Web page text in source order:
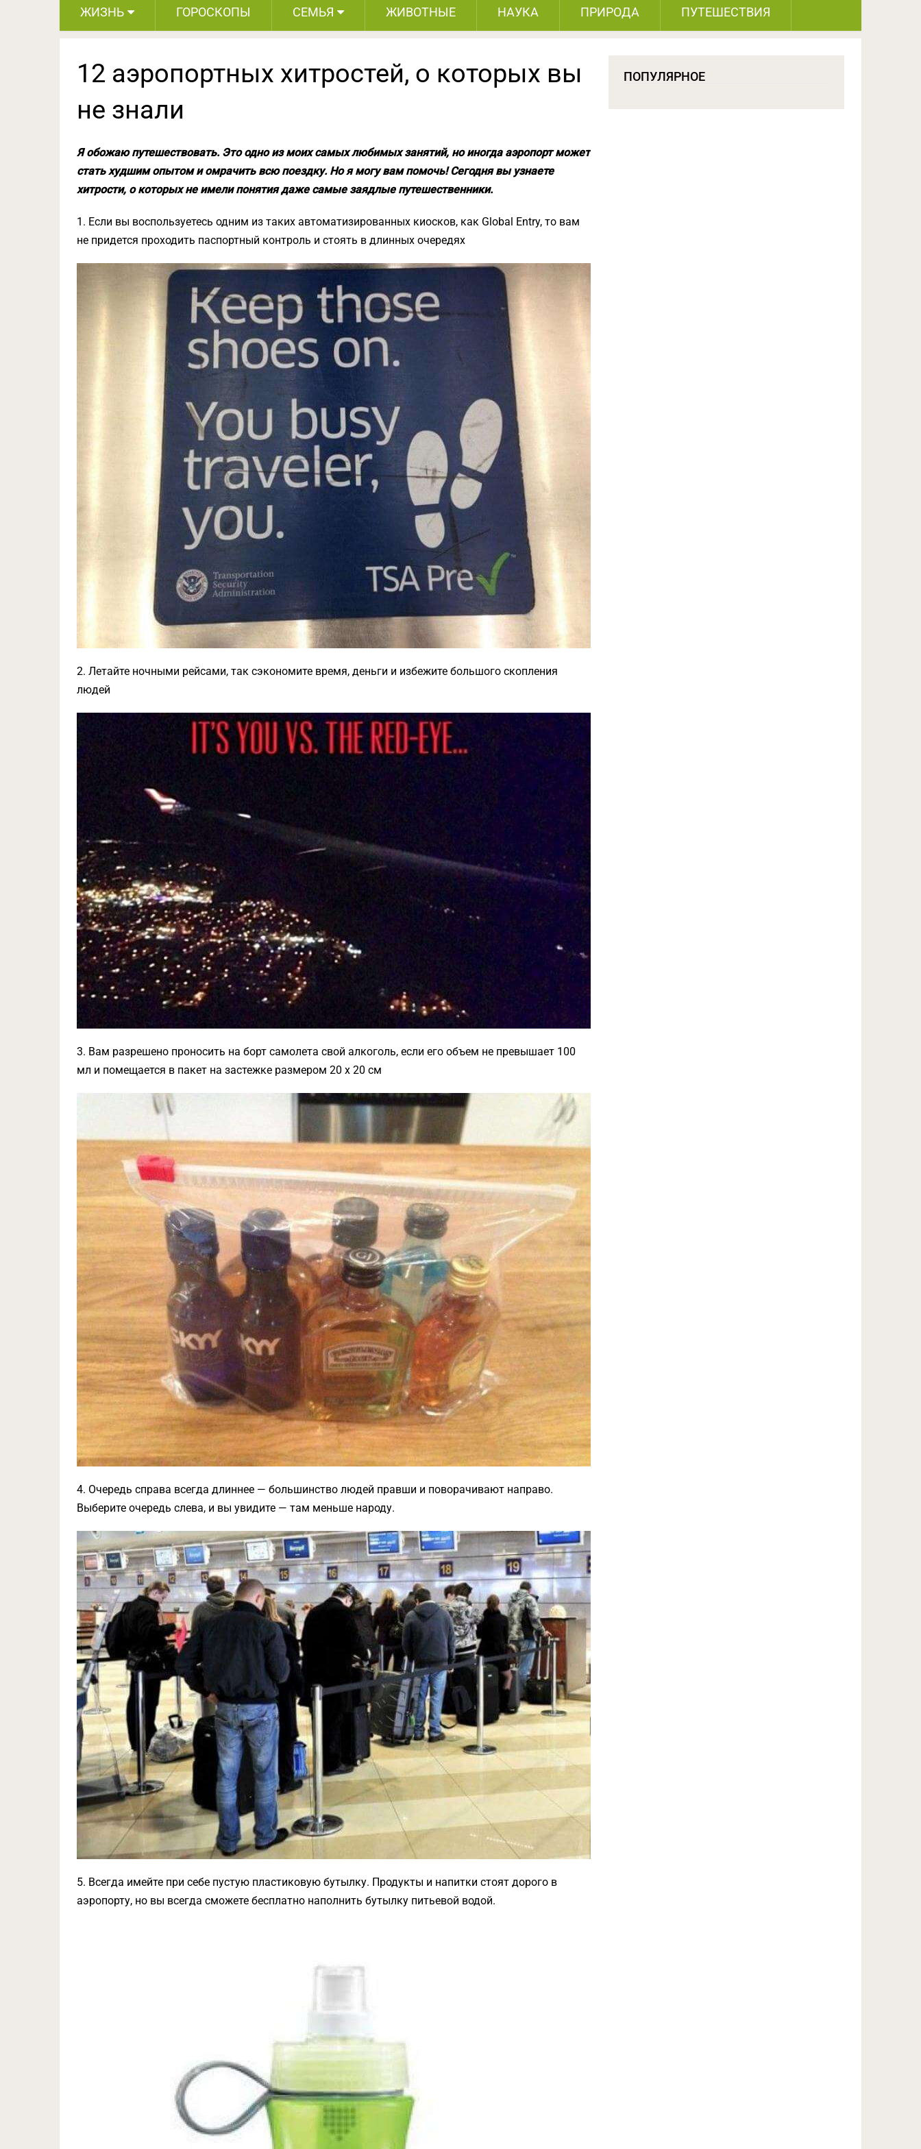
ЖИЗНЬ ГОРОСКОПЫ СЕМЬЯ ЖИВОТНЫЕ НАУКА ПРИРОДА ПУТЕШЕСТВИЯ
12 аэропортных хитростей, о которых вы
не знали
Я обожаю путешествовать. Это одно из моих самых любимых занятий, но иногда аэропорт может
стать худшим опытом и омрачить всю поездку. Но я могу вам помочь! Сегодня вы узнаете
хитрости, о которых не имели понятия даже самые заядлые путешественники.
1. Если вы воспользуетесь одним из таких автоматизированных киосков, как Global Entry, то вам
не придется проходить паспортный контроль и стоять в длинных очередях
2. Летайте ночными рейсами, так сэкономите время, деньги и избежите большого скопления
людей
3. Вам разрешено проносить на борт самолета свой алкоголь, если его объем не превышает 100
мл и помещается в пакет на застежке размером 20 x 20 см
4. Очередь справа всегда длиннее — большинство людей правши и поворачивают направо.
Выберите очередь слева, и вы увидите — там меньше народу.
5. Всегда имейте при себе пустую пластиковую бутылку. Продукты и напитки стоят дорого в
аэропорту, но вы всегда сможете бесплатно наполнить бутылку питьевой водой.
ПОПУЛЯРНОЕ